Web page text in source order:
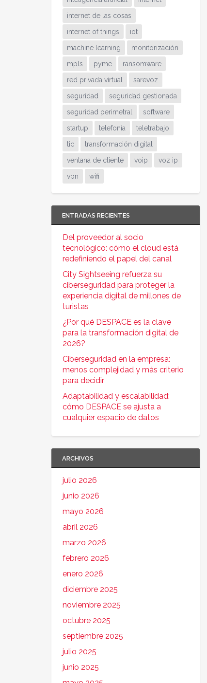
internet de las cosas
internet of things iot
machine learning monitorización
mpls pyme ransomware
red privada virtual sarevoz
seguridad seguridad gestionada
seguridad perimetral software
startup telefonía teletrabajo
tic transformación digital
ventana de cliente voip voz ip
vpn wifi
ENTRADAS RECIENTES
Del proveedor al socio
tecnológico: cómo el cloud está
redefiniendo el papel del canal
City Sightseeing refuerza su
ciberseguridad para proteger la
experiencia digital de millones de
turistas
¿Por qué DESPACE es la clave
para la transformación digital de
2026?
Ciberseguridad en la empresa:
menos complejidad y más criterio
para decidir
Adaptabilidad y escalabilidad:
cómo DESPACE se ajusta a
cualquier espacio de datos
ARCHIVOS
julio 2026
junio 2026
mayo 2026
abril 2026
marzo 2026
febrero 2026
enero 2026
diciembre 2025
noviembre 2025
octubre 2025
septiembre 2025
julio 2025
junio 2025